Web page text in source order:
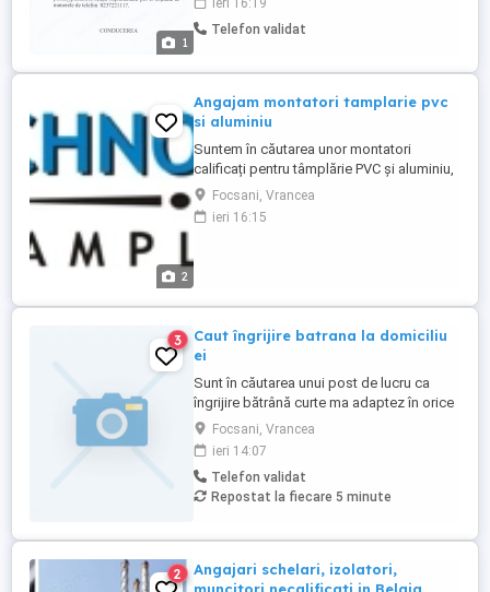
1
cunoștințe temeinice operare PC -
Persoanele interesate sunt rugate să
suplimentare ...
ieri 16:19
Telefon validat
2
Angajam montatori tamplarie pvc
si aluminiu
Suntem în căutarea unor montatori
calificați pentru tâmplărie PVC și aluminiu,
care să se alăture echipei noastre.
Responsabilitățile principale includ
instalarea tâmplăriei din profile PVC și
Focsani, Vrancea
ieri 16:15
3
Caut îngrijire batrana la domiciliu
ei
Sunt în căutarea unui post de lucru ca
îngrijire bătrână curte ma adaptez în orice
situație chiar și fixă la locul de muncă. Cer
și ofer seriozitate maximă. Tel, :
Focsani, Vrancea
ieri 14:07
Telefon validat
Repostat la fiecare 5 minute
2
Angajari schelari, izolatori,